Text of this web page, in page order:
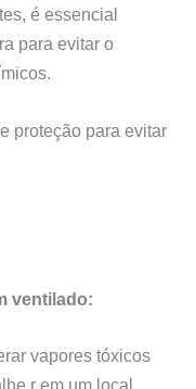
é essencial
para evitar o
proteção para evitar
ventilado:
vapores tóxicos
r em um local